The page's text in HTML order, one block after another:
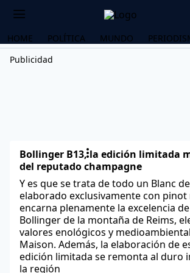
HOME POLÍTICA MUNDO
Publicidad
Bollinger B13, la edición limitada
del reputado champagne
Y es que se trata de todo un Blanc
elaborado exclusivamente con pinot
encarna plenamente la excelencia
Bollinger de la montaña de Reims,
valores enológicos y
Maison. Además, la elaboración de
edición limitada se remonta al duro
la región